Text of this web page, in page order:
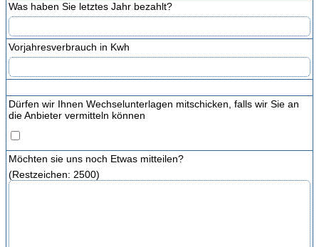
Was haben Sie letztes Jahr bezahlt?
Vorjahresverbrauch in Kwh
Dürfen wir Ihnen Wechselunterlagen mitschicken, falls wir Sie an
die Anbieter vermitteln können
Möchten sie uns noch Etwas mitteilen?
(Restzeichen: 2500)